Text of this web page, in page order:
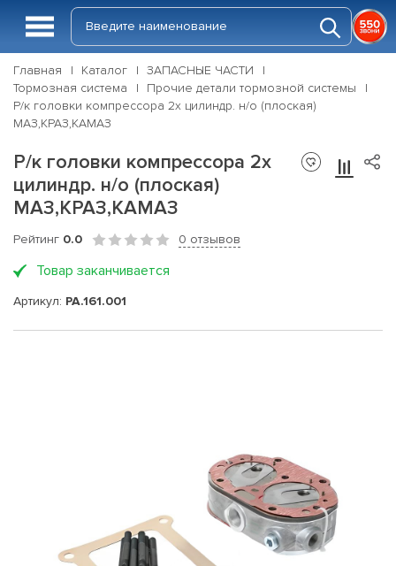
Главная Каталог
ЗАПАСНЫЕ ЧАСТИ
Тормозная система
Прочие детали тормозной системы
Р/к головки компрессора 2х цилиндр. н/о (плоская)
МАЗ,КРАЗ,КАМАЗ
Р/к головки компрессора 2х
цилиндр. н/о (плоская)
МАЗ,КРАЗ,КАМАЗ
Рейтинг 0.0 0 отзывов
Товар заканчивается
Артикул: РА.161.001